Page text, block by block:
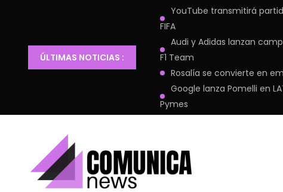
ÚLTIMAS NOTICIAS :
YouTube transmitirá
FIFA
Audi y Adidas lanzan
F1 Team
Rosalía se convierte en
Google lanza Pomelli en
Pymes